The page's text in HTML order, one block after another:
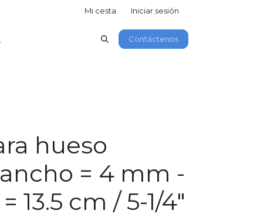
Mi cesta Iniciar sesión
Contáctenos
hueso
= 4 mm -
13.5 cm / 5-1/4"